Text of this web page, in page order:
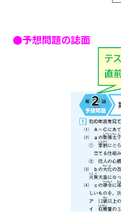
●予想問題の誌面